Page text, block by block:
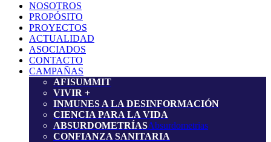
NOSOTROS
PROPÓSITO
PROYECTOS
ACTUALIDAD
ASOCIADOS
CONTACTO
CAMPAÑAS
AFISUMMIT
VIVIR +
INMUNES A LA DESINFORMACIÓN
CIENCIA PARA LA VIDA
ABSURDOMETRÍASAbsurdometrias
CONFIANZA SANITARIA